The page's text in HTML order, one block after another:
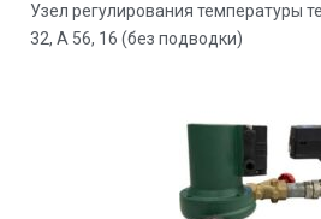
Узел регулирования температуры
32, A 56, 16 (без подводки)